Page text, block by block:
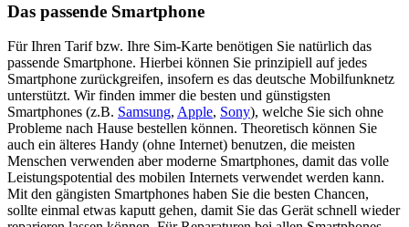
Das passende Smartphone
Für Ihren Tarif bzw. Ihre Sim-Karte benötigen Sie natürlich das
passende Smartphone. Hierbei können Sie prinzipiell auf jedes
Smartphone zurückgreifen, insofern es das deutsche Mobilfunknetz
unterstützt. Wir finden immer die besten und günstigsten
Smartphones (z.B. Samsung, Apple, Sony), welche Sie sich ohne
Probleme nach Hause bestellen können. Theoretisch können Sie
auch ein älteres Handy (ohne Internet) benutzen, die meisten
Menschen verwenden aber moderne Smartphones, damit das volle
Leistungspotential des mobilen Internets verwendet werden kann.
Mit den gängisten Smartphones haben Sie die besten Chancen,
sollte einmal etwas kaputt gehen, damit Sie das Gerät schnell wieder